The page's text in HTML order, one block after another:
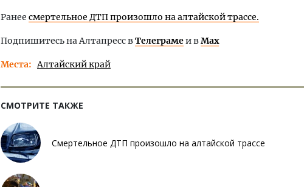
Ранее смертельное ДТП произошло на алтайской трассе.
Подпишитесь на Алтапресс вТелеграмеи вMax
Места Алтайский край
СМОТРИТЕ ТАКЖЕ
Смертельное ДТП произошло на алтайской трассе